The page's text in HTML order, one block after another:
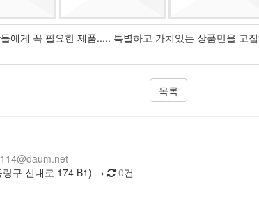
에게 꼭 필요한 제품..... 특별하고 가치있는 상품만을 고
목록
랑구 신내로 174 B1) → 0건